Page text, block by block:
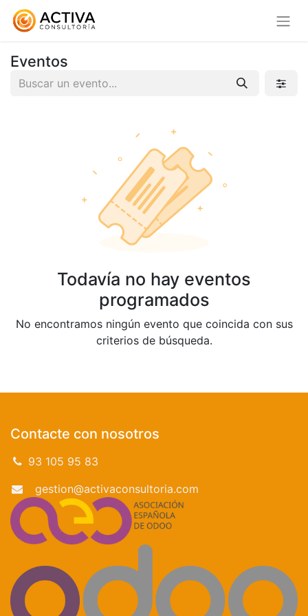
Eventos
Todavía no hay eventos
programados
No encontramos ningún evento que coincida con sus
criterios de búsqueda.
Contacte con nosotros
93 105 95 83
gestion@activaconsultoria.com